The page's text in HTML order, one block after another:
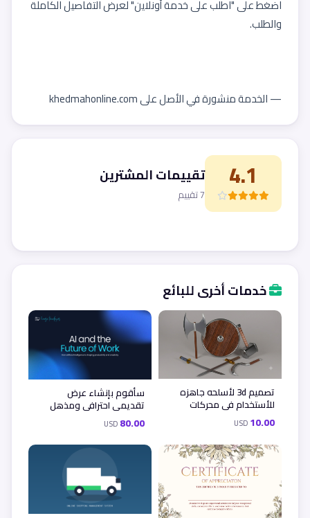
والطلب.
— الخدمة منشورة في الأصل على khedmahonline.com
4.1 تقييمات المشترين
7 تقييم
خدمات أخرى للبائع
تصميم 3d لأسلحه جاهزه
للأستخدام في محركات
الالعاب
10.00
USD
سأقوم بإنشاء عرض
تقديمي احترافي ومذهل
يعكس إبداعك ورؤيتك الفنية.
ستحصل على تصميم عصري
ومنظم بعناية، مع تخطيطات
الجودة، وتفاصيل ملفتة
للنظر تساعد على إيصال
80.00
USD